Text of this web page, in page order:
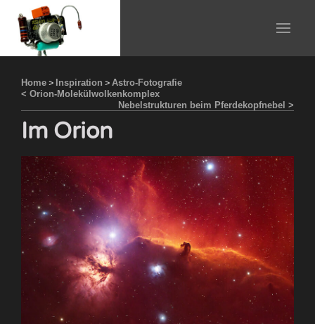
Home > Inspiration > Astro-Fotografie
< Orion-Molekülwolkenkomplex
Nebelstrukturen beim Pferdekopfnebel >
Im Orion